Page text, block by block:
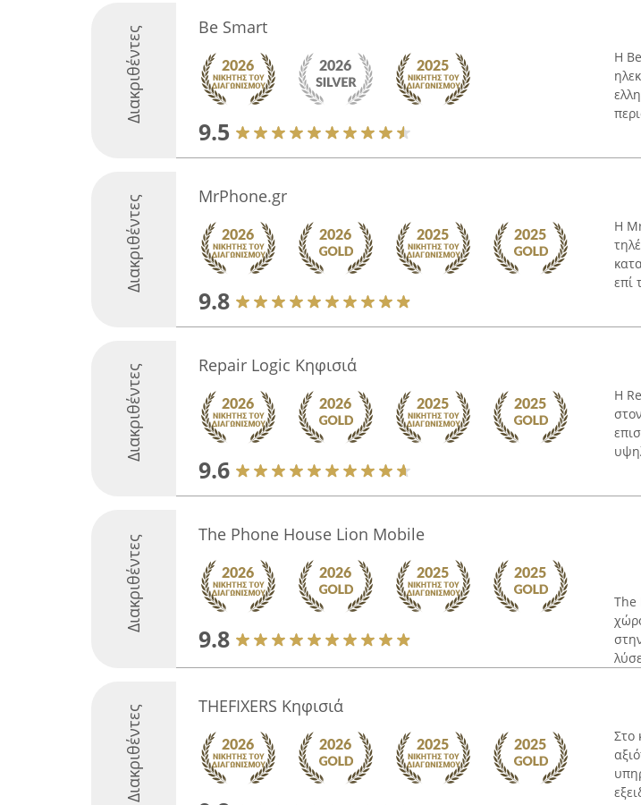
Διακριθέντες Be Smart
9.5
Η
Διακριθέντες MrPhone.gr
9.8
Η
επί
Διακριθέντες Repair Logic Κηφισιά
9.6
Η
Διακριθέντες The Phone House Lion Mobile
9.8
The
Διακριθέντες THEFIXERS Κηφισιά
Στο